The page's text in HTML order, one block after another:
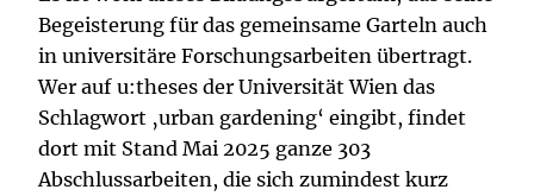
Begeisterung für das gemeinsame Garteln auch
in universitäre Forschungsarbeiten übertragt.
Wer auf u:theses der Universität Wien das
Schlagwort ‚urban gardening‘ eingibt, findet
dort mit Stand Mai 2025 ganze 303
Abschlussarbeiten, die sich zumindest kurz